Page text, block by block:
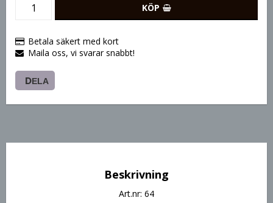
KÖP
Betala säkert med kort
Maila oss, vi svarar snabbt!
DELA
Beskrivning
Art.nr: 64